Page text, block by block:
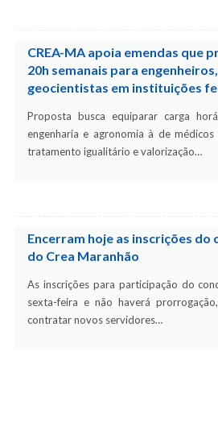
CREA-MA apoia emendas que
20h semanais para
geocientistas em instituições
Proposta busca equiparar carga
engenharia e agronomia à de
tratamento igualitário e valorização…
Encerram hoje as inscrições do
do Crea Maranhão
As inscrições para participação do
sexta-feira e não haverá
contratar novos servidores…